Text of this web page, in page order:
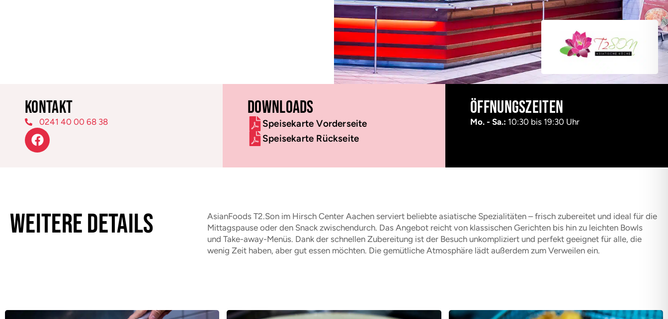
Kontakt
0241 40 00 68 38
Downloads
Speisekarte Vorderseite
Speisekarte Rückseite
Öffnungszeiten
Mo. - Sa.: 10:30 bis 19:30 Uhr
Weitere Details
AsianFoods T2.Son im Hirsch Center Aachen serviert beliebte asiatische Spezialitäten – frisch zubereitet und ideal für die
Mittagspause oder den Snack zwischendurch. Das Angebot reicht von klassischen Gerichten bis hin zu leichten Bowls
und Take-away-Menüs. Dank der schnellen Zubereitung ist der Besuch unkompliziert und perfekt geeignet für alle, die
wenig Zeit haben, aber gut essen möchten. Die gemütliche Atmosphäre lädt außerdem zum Verweilen ein.